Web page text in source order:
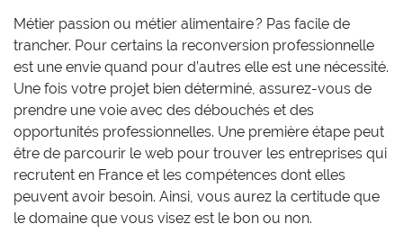
Métier passion ou métier alimentaire ? Pas facile de
trancher. Pour certains la reconversion professionnelle
est une envie quand pour d’autres elle est une nécessité.
Une fois votre projet bien déterminé, assurez-vous de
prendre une voie avec des débouchés et des
opportunités professionnelles. Une première étape peut
être de parcourir le web pour trouver les entreprises qui
recrutent en France et les compétences dont elles
peuvent avoir besoin. Ainsi, vous aurez la certitude que
le domaine que vous visez est le bon ou non.